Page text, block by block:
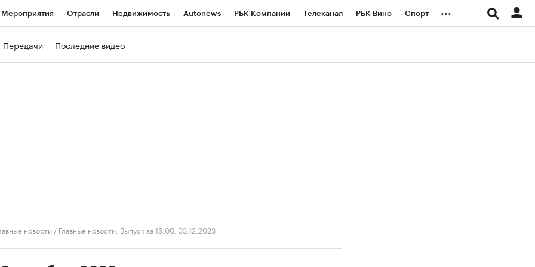
Мероприятия Отрасли Недвижимость Autonews РБК Компании Телеканал РБК Вино Спорт ...
Передачи Последние видео
новости / Главные новости. Выпуск за 15:00, 03.12.2023